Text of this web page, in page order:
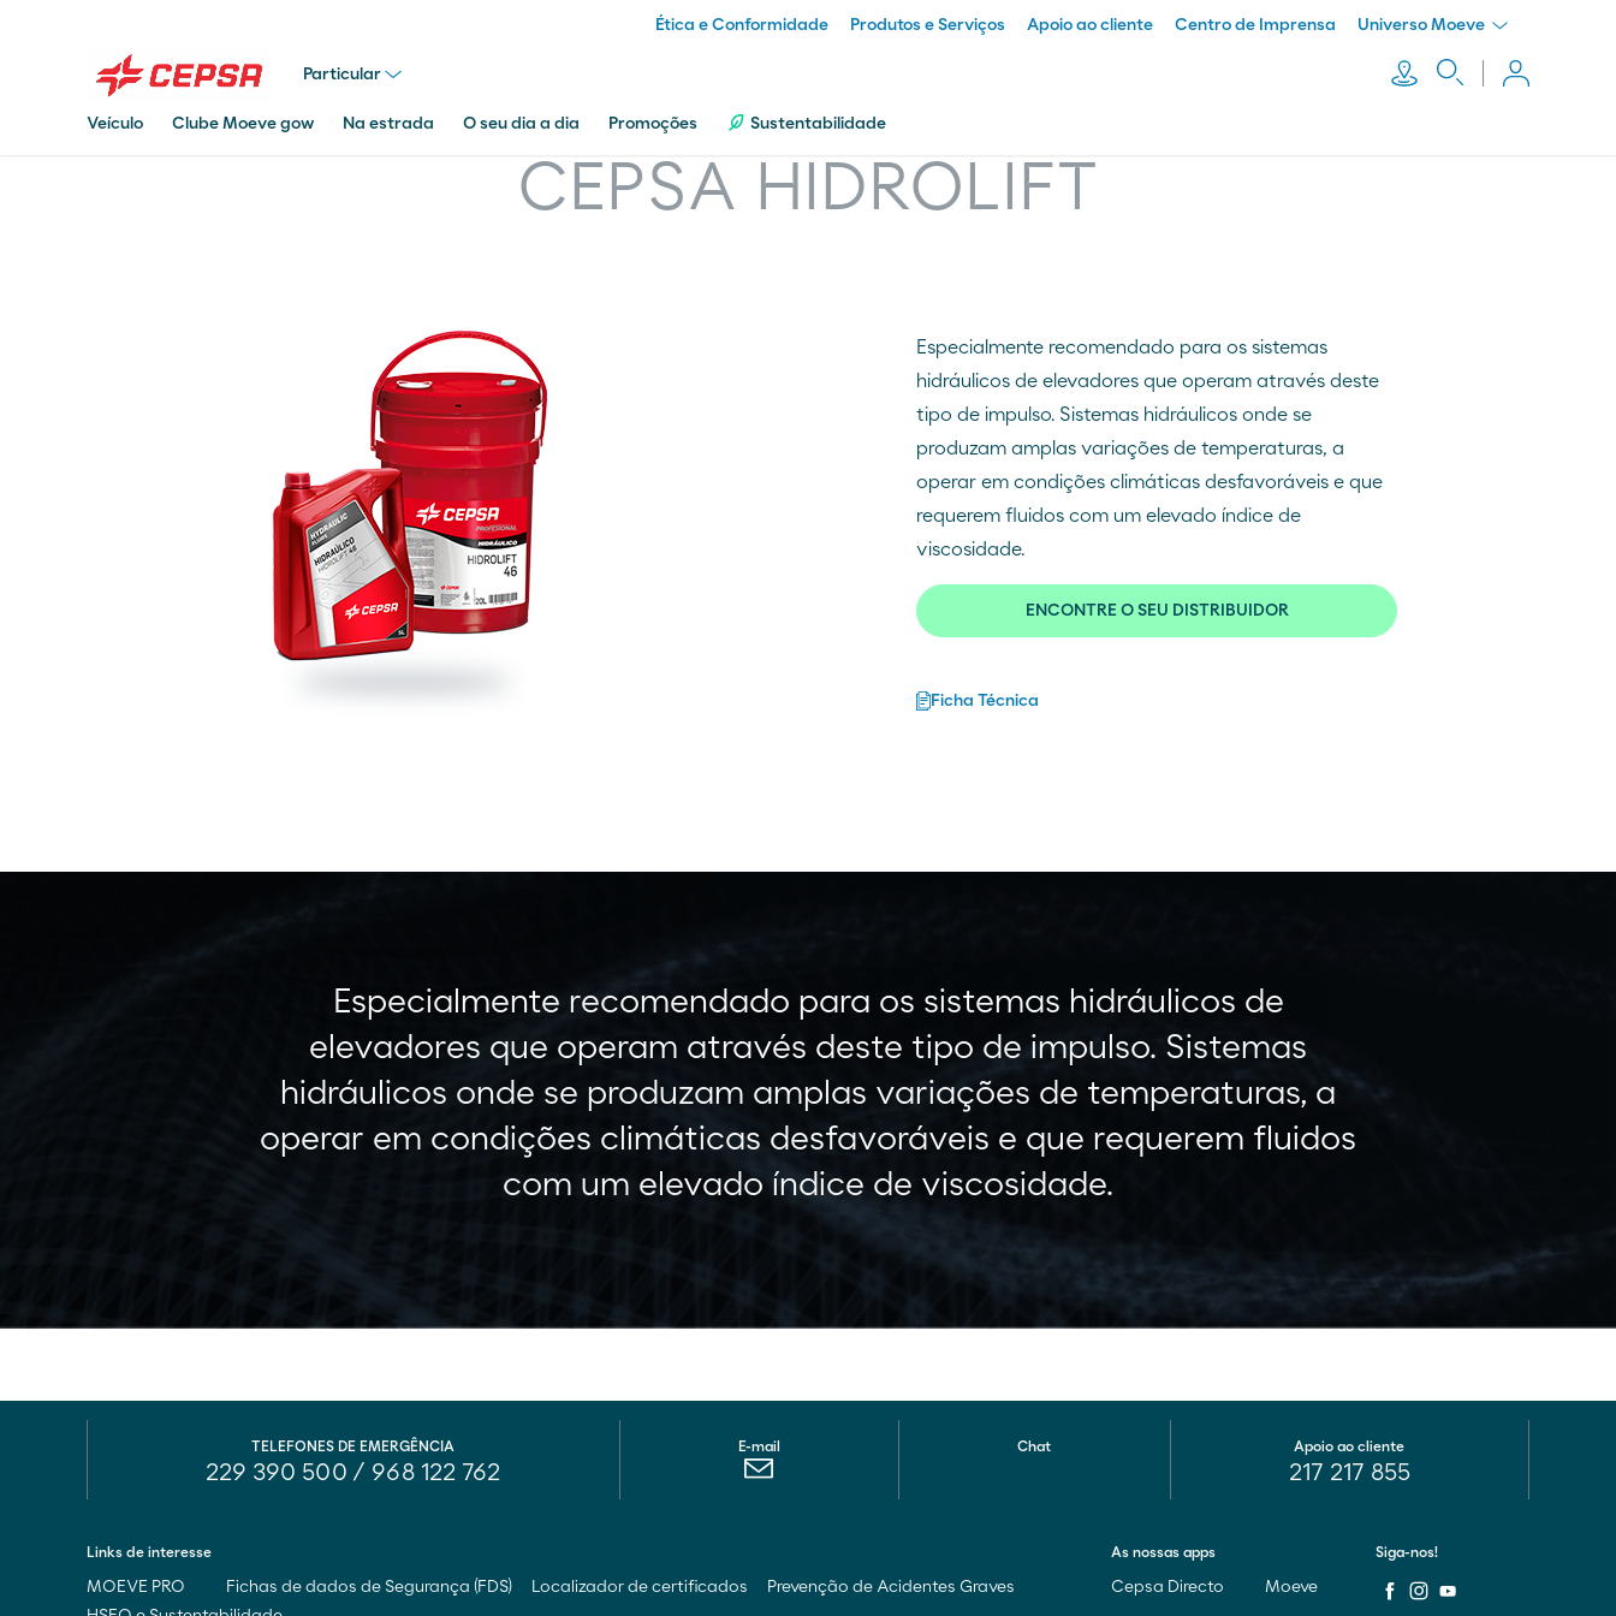
Ética e Conformidade Produtos e Serviços Apoio ao cliente Centro de Imprensa Universo Moeve
Particular
Veículo Clube Moeve gow Na estrada O seu dia a dia Promoções Sustentabilidade
CEPSA HIDROLIFT
Especialmente recomendado para os sistemas
hidráulicos de elevadores que operam através deste
tipo de impulso. Sistemas hidráulicos onde se
produzam amplas variações de temperaturas, a
operar em condições climáticas desfavoráveis e que
requerem fluidos com um elevado índice de
viscosidade.
ENCONTRE O SEU DISTRIBUIDOR
Ficha Técnica
Especialmente recomendado para os sistemas hidráulicos de
elevadores que operam através deste tipo de impulso. Sistemas
hidráulicos onde se produzam amplas variações de temperaturas, a
operar em condições climáticas desfavoráveis e que requerem fluidos
com um elevado índice de viscosidade.
TELEFONES DE EMERGÊNCIA
229 390 500 / 968 122 762
E-mail Chat Apoio ao cliente
217 217 855
Links de interesse
MOEVE PRO Fichas de dados de Segurança (FDS) Localizador de certificados
Prevenção de Acidentes Graves
As nossas apps
Cepsa Directo Moeve
Siga-nos!